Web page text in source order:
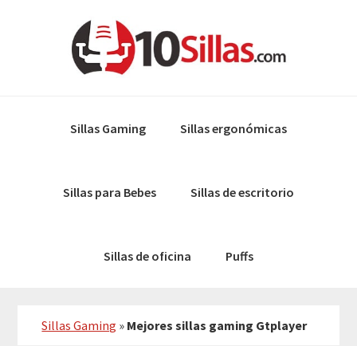
Sillas Gaming Sillas ergonómicas
Sillas para Bebes Sillas de escritorio
Sillas de oficina Puffs
Sillas Gaming » Mejores sillas gaming Gtplayer